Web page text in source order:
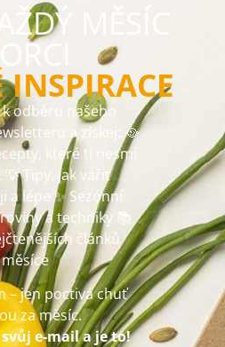
MĚSÍC
PORCI
INSPIRACE
k odběru našeho
a získej: 🥘
které ti nesmí
Tipy, jak vařit
a lépe ✨ Sezónní
a techniky 📚
článků
měsíce
– jen poctivá chuť
za měsíc.
e-mail a je to!